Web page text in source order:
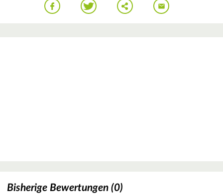
Bisherige Bewertungen (0)